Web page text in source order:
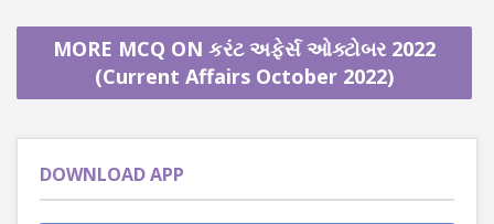
MORE MCQ ON કરંટ અફેર્સ ઓક્ટોબર 2022
(Current Affairs October 2022)
DOWNLOAD APP